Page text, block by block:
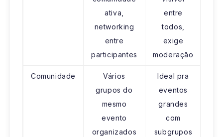
ativa,
networking
entre
participantes
entre
todos,
exige
moderação
Comunidade
Vários
grupos do
mesmo
evento
organizados
Ideal pra
eventos
grandes
com
subgrupos